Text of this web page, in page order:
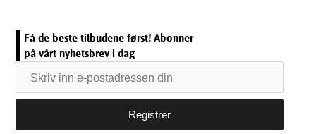
Få de beste tilbudene først! Abonner
på vårt nyhetsbrev i dag